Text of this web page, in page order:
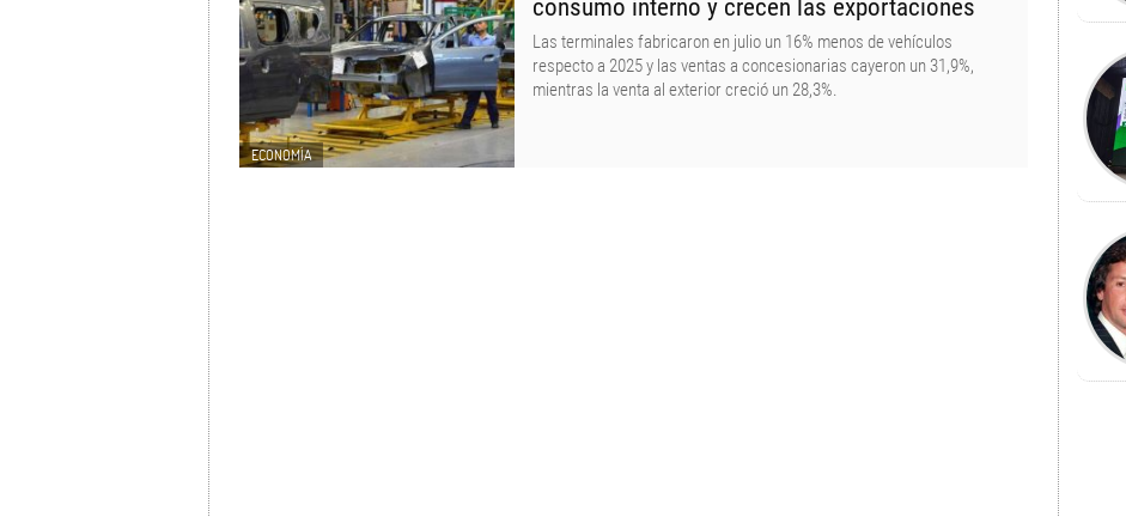
ECONOMÍA
consumo interno y crecen las exportaciones
Las terminales fabricaron en julio un 16% menos de vehículos
respecto a 2025 y las ventas a concesionarias cayeron un 31,9%,
mientras la venta al exterior creció un 28,3%.